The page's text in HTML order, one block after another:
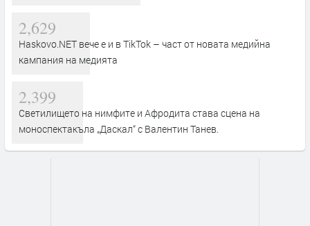
2,629
Haskovo.NET вече е и в TikTok – част от новата медийна
кампания на медията
2,399
Светилището на нимфите и Афродита става сцена на
моноспектакъла „Даскал“ с Валентин Танев.